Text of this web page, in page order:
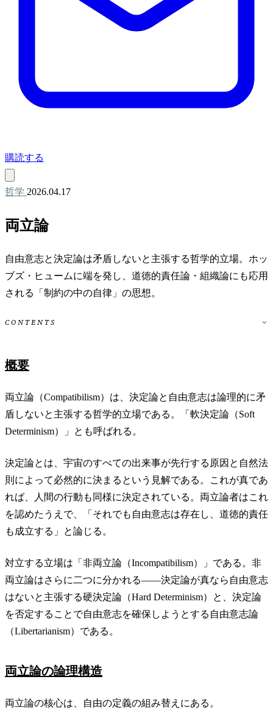
購読する
哲学 2026.04.17
両立論
自由意志と決定論は矛盾しないと主張する哲学的立場。ホッ
ブズ・ヒュームに端を発し、道徳的責任論・組織論にも応用
される「制約の中の自律」の思想。
CONTENTS
概要
両立論（Compatibilism）は、決定論と自由意志は論理的に矛
盾しないと主張する哲学的立場である。「軟決定論（Soft
Determinism）」とも呼ばれる。
決定論とは、宇宙のすべての出来事が先行する原因と自然法
則によって必然的に決まるという見解である。これが真であ
れば、人間の行動も同様に決定されている。両立論者はこれ
を認めたうえで、「それでも自由意志は存在し、道徳的責任
も成立する」と論じる。
対立する立場は「非両立論（Incompatibilism）」である。非
両立論はさらに二つに分かれる——決定論が真なら自由意志
はないと主張する硬決定論（Hard Determinism）と、決定論
を否定することで自由意志を確保しようとする自由意志論
（Libertarianism）である。
両立論の論理構造
両立論の核心は、自由の定義の組み替えにある。